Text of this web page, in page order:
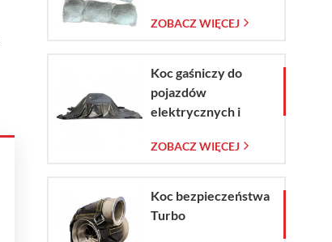
ZOBACZ WIĘCEJ
Koc gaśniczy do
pojazdów
elektrycznych i
sytuacjach
ZOBACZ WIĘCEJ
Koc bezpieczeństwa
Turbo